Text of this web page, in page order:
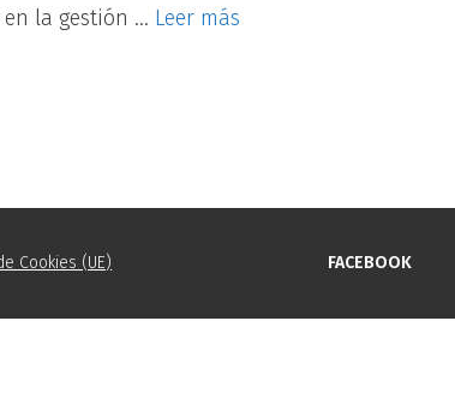
en la gestión … Leer más
Cookies (UE) FACEBOOK